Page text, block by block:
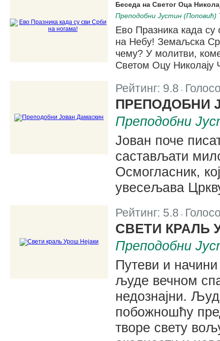
Беседа на Светог Оца
Преподобни Јустин (Поповић)
Ево Празника када
на Небу! Земаљска
чему? У молитви,
Светом Оцу Николају
Рейтинг: 9.8
ПРЕПОДОБНИ
Преподобни
Јован поче
састављати
Осмогласник,
увесељава
Рейтинг: 5.8
СВЕТИ КРАЛЬ
Преподобни
Путеви и
људе вечном
недознајни.
побожношћу
творе свету